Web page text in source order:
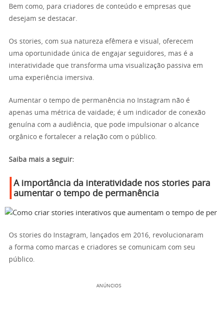
Bem como, para criadores de conteúdo e empresas que
desejam se destacar.
Os stories, com sua natureza efêmera e visual, oferecem
uma oportunidade única de engajar seguidores, mas é a
interatividade que transforma uma visualização passiva em
uma experiência imersiva.
Aumentar o tempo de permanência no Instagram não é
apenas uma métrica de vaidade; é um indicador de conexão
genuína com a audiência, que pode impulsionar o alcance
orgânico e fortalecer a relação com o público.
Saiba mais a seguir:
A importância da interatividade nos stories para
aumentar o tempo de permanência
Os stories do Instagram, lançados em 2016, revolucionaram
a forma como marcas e criadores se comunicam com seu
público.
ANÚNCIOS